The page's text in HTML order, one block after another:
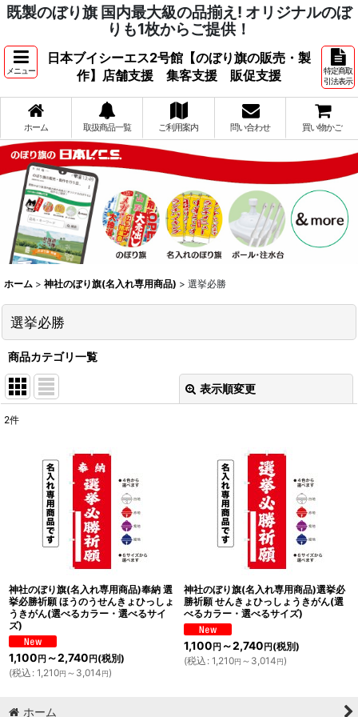
既製のぼり旗 国内最大級の品揃え! オリジナルのぼ
りも1枚からご提供！
メニュー
日本ブイシーエス2号館【のぼり旗の販売・製
作】店舗支援 集客支援 販促支援
特定商取
引法表示
ホーム 取扱商品一覧 ご利用案内 問い合わせ 買い物かご
ホーム > 神社のぼり旗(名入れ専用商品) > 選挙必勝
選挙必勝
商品カテゴリ一覧
表示順変更
並び順:
2件
神社のぼり旗(名入れ専用商品)奉納 選
挙必勝祈願 ほうのうせんきょひっしょ
うきがん(選べるカラー・選べるサイ
ズ)
1,100 円 ～2,740 円 (税別)
(税込 : 1,210円 ～3,014円)
神社のぼり旗(名入れ専用商品)選挙必
勝祈願 せんきょひっしょうきがん(選
べるカラー・選べるサイズ)
1,100 円 ～2,740 円 (税別)
(税込 : 1,210円 ～3,014円)
ホーム